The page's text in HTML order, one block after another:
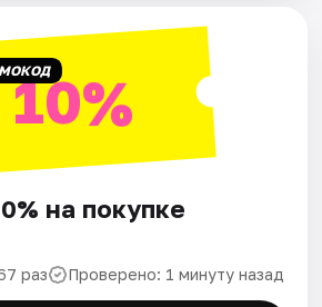
10%
на покупке
раз Проверено: 1 минуту назад